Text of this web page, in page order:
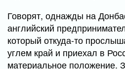
Говорят, однажды на
английский
который откуда-то
углем край и приехал в
материальное положение.